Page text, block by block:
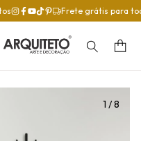
Frete grátis para
1 /8